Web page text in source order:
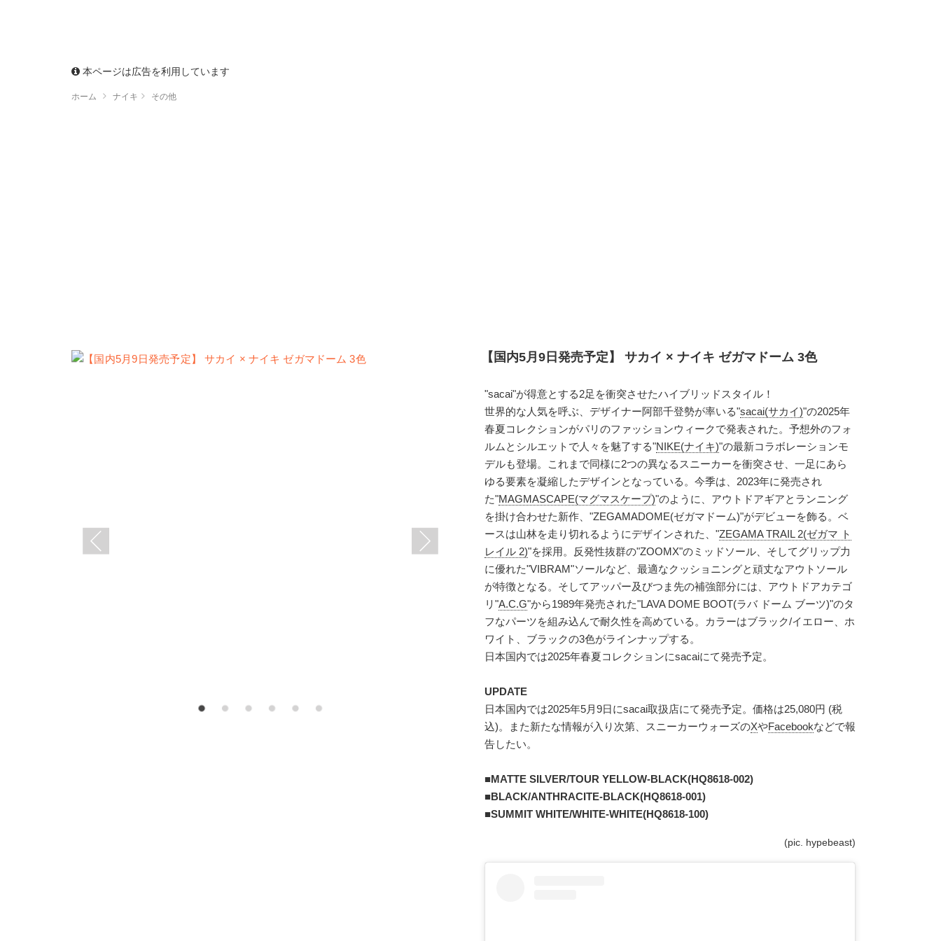
本ページは広告を利用しています
ホーム ナイキ その他
【国内5月9日発売予定】 サカイ × ナイキ ゼガマドーム 3色
"sacai"が得意とする2足を衝突させたハイブリッドスタイル！
世界的な人気を呼ぶ、デザイナー阿部千登勢が率いる"sacai(サカイ)"の2025年
春夏コレクションがパリのファッションウィークで発表された。予想外のフォ
ルムとシルエットで人々を魅了する"NIKE(ナイキ)"の最新コラボレーションモ
デルも登場。これまで同様に2つの異なるスニーカーを衝突させ、一足にあら
ゆる要素を凝縮したデザインとなっている。今季は、2023年に発売され
た"MAGMASCAPE(マグマスケープ)"のように、アウトドアギアとランニング
を掛け合わせた新作、"ZEGAMADOME(ゼガマドーム)"がデビューを飾る。ベ
ースは山林を走り切れるようにデザインされた、"ZEGAMA TRAIL 2(ゼガマ ト
レイル 2)"を採用。反発性抜群の"ZOOMX"のミッドソール、そしてグリップ力
に優れた"VIBRAM"ソールなど、最適なクッショニングと頑丈なアウトソール
が特徴となる。そしてアッパー及びつま先の補強部分には、アウトドアカテゴ
リ"A.C.G"から1989年発売された"LAVA DOME BOOT(ラバ ドーム ブーツ)"のタ
フなパーツを組み込んで耐久性を高めている。カラーはブラック/イエロー、ホ
ワイト、ブラックの3色がラインナップする。
日本国内では2025年春夏コレクションにsacaiにて発売予定。
UPDATE
日本国内では2025年5月9日にsacai取扱店にて発売予定。価格は25,080円 (税
込)。また新たな情報が入り次第、スニーカーウォーズのXやFacebookなどで報
告したい。
■MATTE SILVER/TOUR YELLOW-BLACK(HQ8618-002)
■BLACK/ANTHRACITE-BLACK(HQ8618-001)
■SUMMIT WHITE/WHITE-WHITE(HQ8618-100)
(pic. hypebeast)